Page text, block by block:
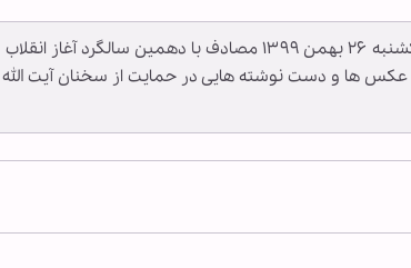
عکس ها و دست نوشته هایی در حمایت از سخنان آیت